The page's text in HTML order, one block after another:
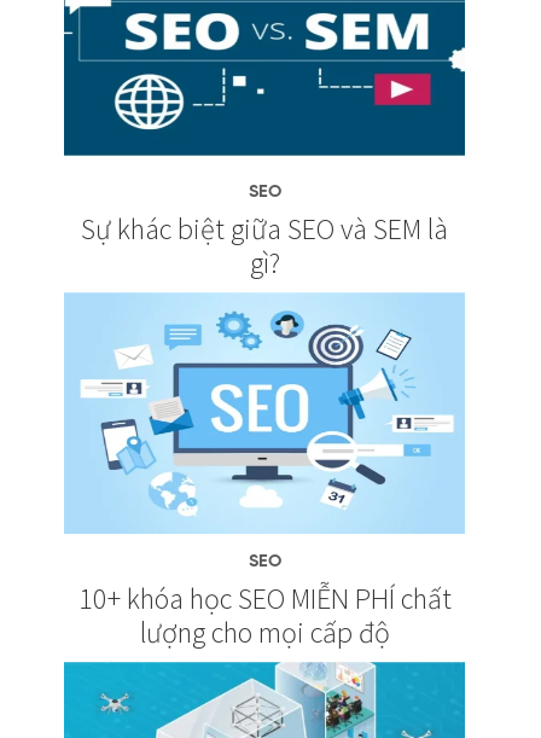
SEO
Sự khác biệt giữa SEO và SEM là
gì?
SEO
10+ khóa học SEO MIỄN PHÍ chất
lượng cho mọi cấp độ